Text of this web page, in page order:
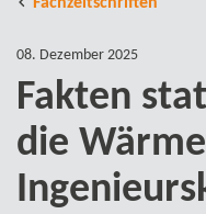
Fachzeitschriften
08. Dezember 2025
Fakten
die